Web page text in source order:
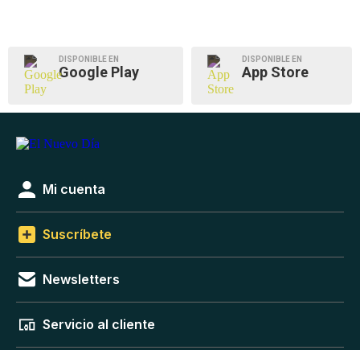
DISPONIBLE EN
Google Play
DISPONIBLE EN
App Store
Mi cuenta
Suscríbete
Newsletters
Servicio al cliente